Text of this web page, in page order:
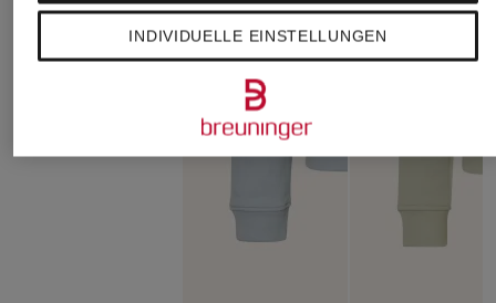
INDIVIDUELLE EINSTELLUNGEN